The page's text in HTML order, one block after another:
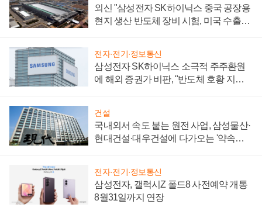
외신 "삼성전자 SK하이닉스 중국 공장용
현지 생산 반도체 장비 시험, 미국 수출통
전자·전기·정보통신
삼성전자 SK하이닉스 소극적 주주환원
에 해외 증권가 비판, "반도체 호황 지속
건설
국내외서 속도 붙는 원전 사업, 삼성물산·
현대건설·대우건설에 다가오는 '약속의
전자·전기·정보통신
삼성전자, 갤럭시Z 폴드8 사전예약 개통
8월31일까지 연장